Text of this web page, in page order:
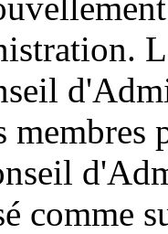
comme